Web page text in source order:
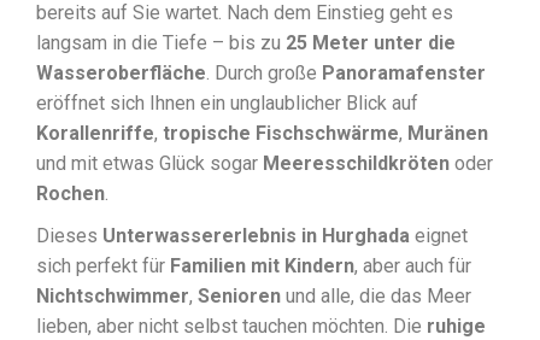
bereits auf Sie wartet. Nach dem Einstieg geht es
langsam in die Tiefe – bis zu 25 Meter unter die
Wasseroberfläche. Durch große Panoramafenster
eröffnet sich Ihnen ein unglaublicher Blick auf
Korallenriffe, tropische Fischschwärme, Muränen
und mit etwas Glück sogar Meeresschildkröten oder
Rochen.
Dieses Unterwassererlebnis in Hurghada eignet
sich perfekt für Familien mit Kindern, aber auch für
Nichtschwimmer, Senioren und alle, die das Meer
lieben, aber nicht selbst tauchen möchten. Die ruhige